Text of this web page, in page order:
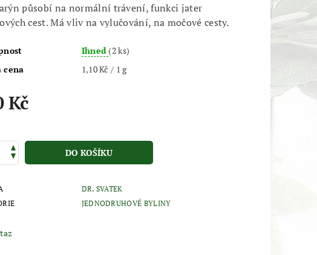
působí na normální trávení, funkci jater
cest. Má vliv na vylučování, na močové cesty.
Ihned(2 ks)
cena
1,10 Kč / 1 g
Kč
DR. SVATEK
JEDNODRUHOVÉ BYLINY